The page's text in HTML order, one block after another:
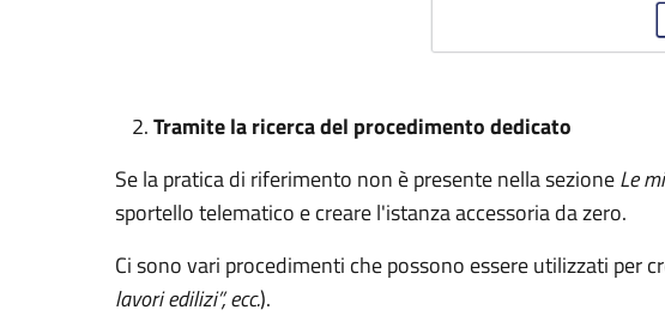
Tramite la ricerca del procedimento dedicato
Se la pratica di riferimento non è presente nella sezioneLe
sportello telematico e creare l'istanza accessoria da zero.
Ci sono vari procedimenti che possono essere utilizzati per
lavori edilizi”, ecc.).